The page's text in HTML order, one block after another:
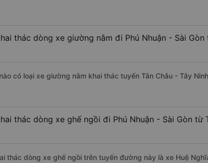
thác dòng xe giường nằm đi Phú Nhuận - Sài Gòn
có loại xe giường nằm khai thác tuyến Tân Châu - Tây
thác dòng xe ghế ngồi đi Phú Nhuận - Sài Gòn từ
thác dòng xe ghế ngồi trên tuyến đường này là xe Huệ